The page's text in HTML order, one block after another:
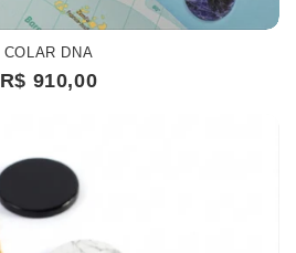
COLAR DNA
R$ 910,00